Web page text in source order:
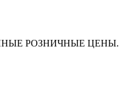
РОЗНИЧНЫЕ